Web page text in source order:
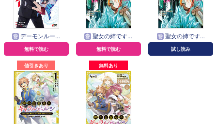
巻 デーモンルーラー 定時に帰りたい男のやりすぎレベリング
無料で読む
巻 聖女の姉ですが、妹のための特殊魔石や特殊薬草の採取をやめたら、隣国の魔術師様の元で幸せになりました！（コミック）
無料で読む
巻聖女の姉ですが、妹のための特殊魔石や特殊薬草の採取をやめたら、隣国の魔術師様の元で幸せになりました！（コミック）
試し読み
値引きあり 無料あり